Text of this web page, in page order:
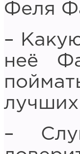
Феля
–
неё
–